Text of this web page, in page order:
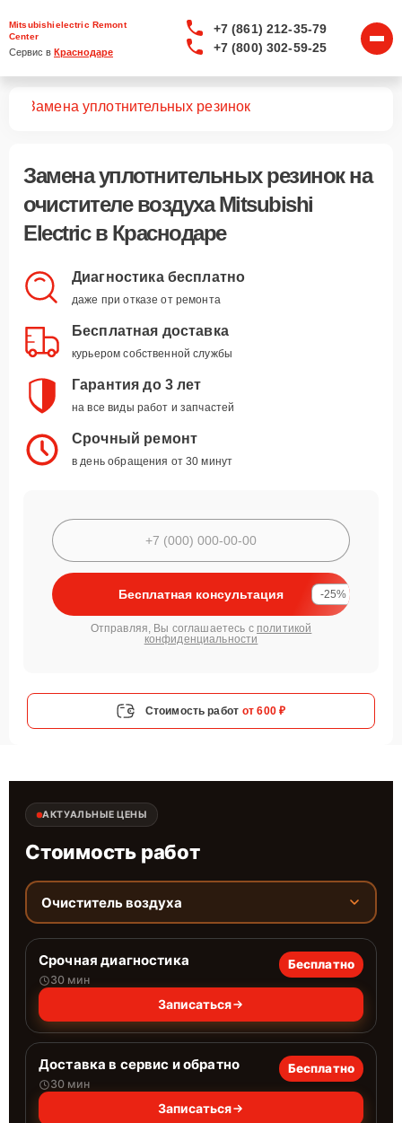
Mitsubishielectric Remont
Center
Сервис в Краснодаре
+7 (861) 212-35-79
+7 (800) 302-59-25
Замена уплотнительных резинок
Замена уплотнительных резинокна
очистителе воздуха Mitsubishi
Electric в Краснодаре
Диагностика бесплатно
даже при отказе от ремонта
Бесплатная доставка
курьером собственной службы
Гарантия до 3 лет
на все виды работ и запчастей
Срочный ремонт
в день обращения от 30 минут
Бесплатная консультация -25%
Отправляя, Вы соглашаетесь с политикой
конфиденциальности
Стоимость работ от 600 ₽
АКТУАЛЬНЫЕ ЦЕНЫ
Стоимость работ
Очиститель воздуха
Срочная диагностика
30 мин
Бесплатно
Записаться
Доставка в сервис и обратно
30 мин
Бесплатно
Записаться